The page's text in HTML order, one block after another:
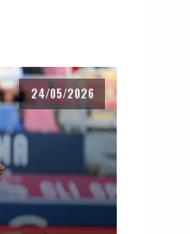
24/05/2026